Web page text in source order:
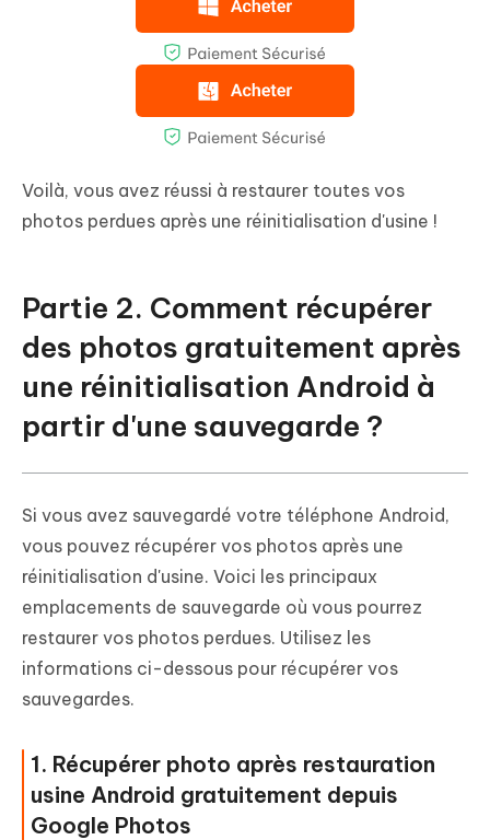
Voilà, vous avez réussi à restaurer toutes vos
photos perdues après une réinitialisation d'usine !
Partie 2. Comment récupérer
des photos gratuitement après
une réinitialisation Android à
partir d'une sauvegarde ?
Si vous avez sauvegardé votre téléphone Android,
vous pouvez récupérer vos photos après une
réinitialisation d'usine. Voici les principaux
emplacements de sauvegarde où vous pourrez
restaurer vos photos perdues. Utilisez les
informations ci-dessous pour récupérer vos
sauvegardes.
1. Récupérer photo après restauration
usine Android gratuitement depuis
Google Photos